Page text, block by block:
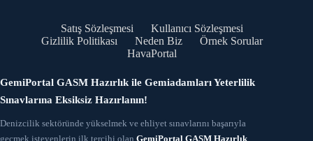
Satış Sözleşmesi
Kullanıcı Sözleşmesi
Gizlilik Politikası
Neden Biz
Örnek Sorular
HavaPortal
GemiPortal GASM Hazırlık ile Gemiadamları Yeterlilik
Sınavlarına Eksiksiz Hazırlanın!
Denizcilik sektöründe yükselmek ve ehliyet sınavlarını başarıyla
geçmek isteyenlerin ilk tercihi olan GemiPortal GASM Hazırlık